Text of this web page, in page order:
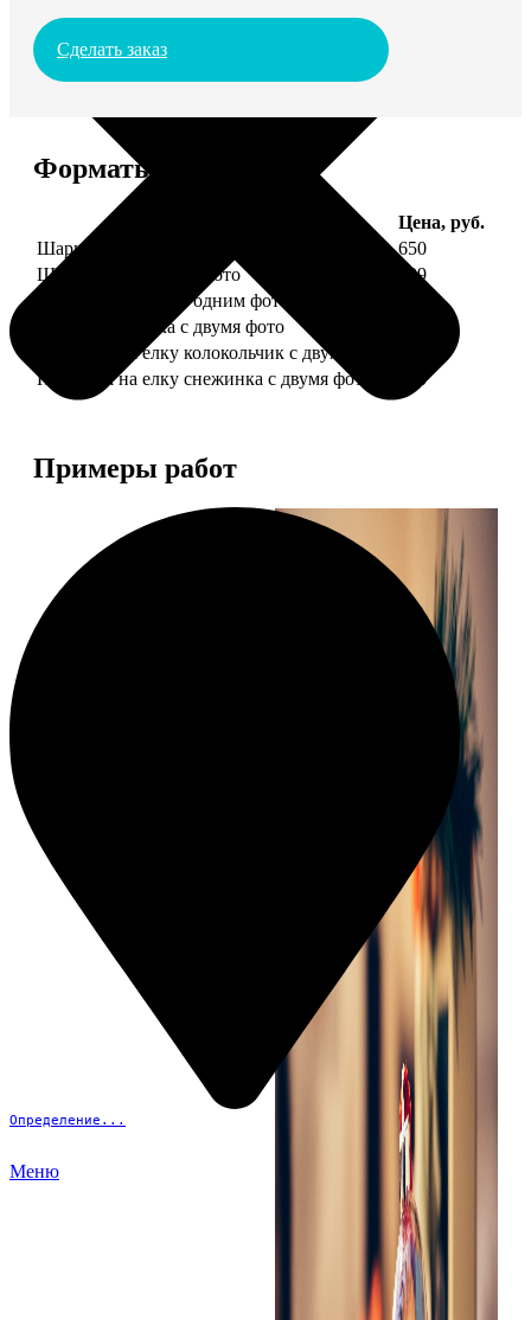
Определение...
Меню
Сделать заказ
Форматы и цены
Цена, руб.
Шарик елочный с 1 фото
650
Шарик елочный с 2 фото
699
Шарик-шкатулка с одним фото
Шарик-шкатулка с двумя фото
Подвеска на елку колокольчик с двумя фото
Подвеска на елку снежинка с двумя фото
590
Примеры работ